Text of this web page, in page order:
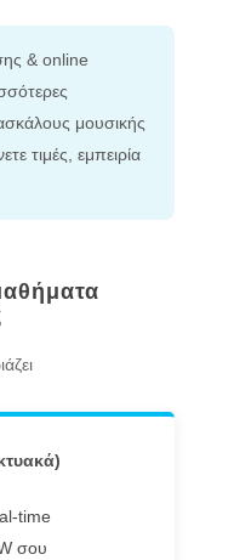
& online
μουσικής
τιμές, εμπειρία
time
σου